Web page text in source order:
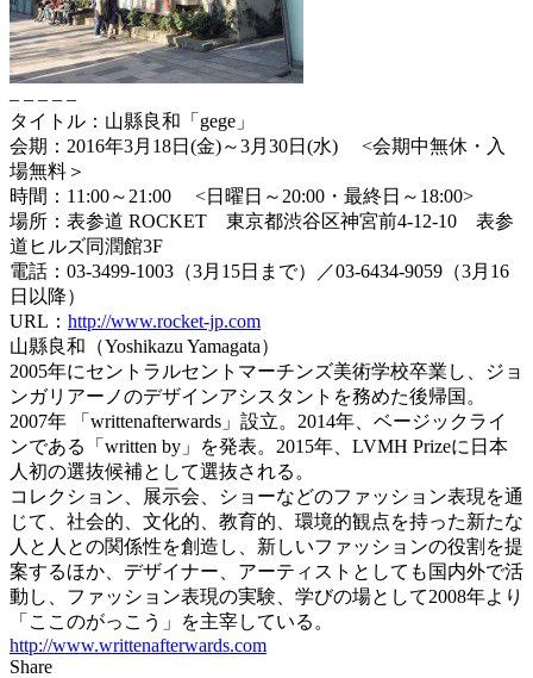
– – – – –
タイトル：山縣良和「gege」
会期：2016年3月18日(金)～3月30日(水) <会期中無休・入
場無料＞
時間：11:00～21:00 <日曜日～20:00・最終日～18:00>
場所：表参道 ROCKET 東京都渋谷区神宮前4-12-10 表参
道ヒルズ同潤館3F
電話：03-3499-1003（3月15日まで）／03-6434-9059（3月16
日以降）
URL： http://www.rocket-jp.com
山縣良和（Yoshikazu Yamagata）
2005年にセントラルセントマーチンズ美術学校卒業し、ジョ
ンガリアーノのデザインアシスタントを務めた後帰国。
2007年 「writtenafterwards」設立。 2014年、ベージックライ
ンである「written by」を発表。2015年、LVMH Prizeに日本
人初の選抜候補として選抜される。
コレクション、展示会、ショーなどのファッション表現を通
じて、社会的、文化的、教育的、 環境的観点を持った新たな
人と人との関係性を創造し、新しいファッションの役割を提
案するほか、デザイナー、 アーティストとしても国内外で活
動し、ファッション表現の実験、学びの場として2008年より
「 ここのがっこう」を主宰している。
http://www.writtenafterwards.com
Share